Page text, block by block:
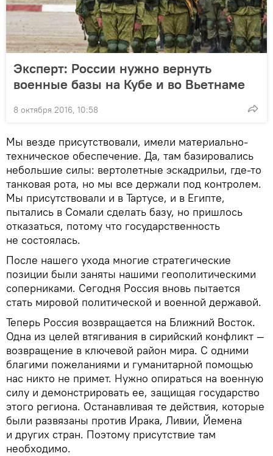
Эксперт: России нужно вернуть
военные базы на Кубе и во Вьетнаме
8 октября 2016, 10:58
Мы везде присутствовали, имели материально-
техническое обеспечение. Да, там базировались
небольшие силы: вертолетные эскадрильи, где-то
танковая рота, но мы все держали под контролем.
Мы присутствовали и в Тартусе, и в Египте,
пытались в Сомали сделать базу, но пришлось
отказаться, потому что государственность
не состоялась.
После нашего ухода многие стратегические
позиции были заняты нашими геополитическими
соперниками. Сегодня Россия вновь пытается
стать мировой политической и военной державой.
Теперь Россия возвращается на Ближний Восток.
Одна из целей втягивания в сирийский конфликт —
возвращение в ключевой район мира. С одними
благими пожеланиями и гуманитарной помощью
нас никто не примет. Нужно опираться на военную
силу и демонстрировать ее, защищая государство
этого региона. Останавливая те действия, которые
были развязаны против Ирака, Ливии, Йемена
и других стран. Поэтому присутствие там
необходимо.